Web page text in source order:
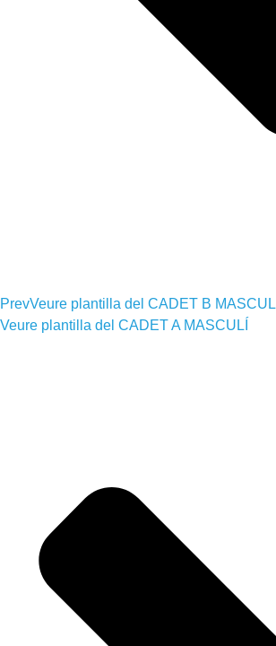
PrevVeure plantilla del CADET B MASCULÍ
Veure plantilla del CADET A MASCULÍ